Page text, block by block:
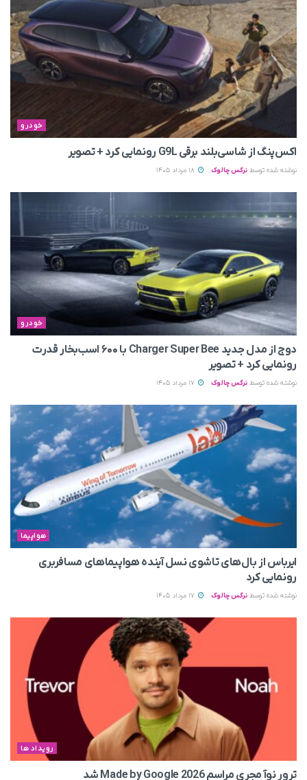
خودرو
اکس‌پنگ از شاسی‌بلند برقی G9L رونمایی کرد + تصویر
نوشته شده توسط نرگس چالوک
خودرو
دوج از مدل جدید Charger Super Bee با ۶۰۰ اسب‌بخار قدرت
رونمایی کرد + تصویر
نوشته شده توسط نرگس چالوک
هواپیما
ایرباس از بال‌های تاشوی نسل آینده هواپیماهای مسافربری
رونمایی کرد
نوشته شده توسط نرگس چالوک
رویداد ها
ترور نوآ مجری مراسم Made by Google 2026 شد